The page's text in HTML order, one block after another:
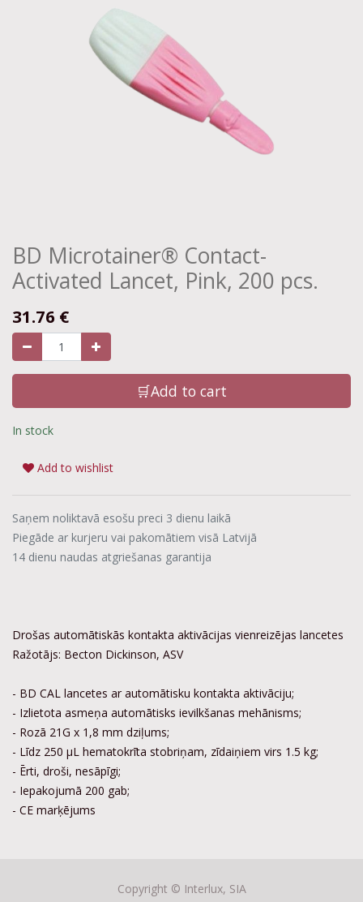
BD Microtainer® Contact-
Activated Lancet, Pink, 200 pcs.
31.76 €
🛒Add to cart
In stock
Add to wishlist
Saņem noliktavā esošu preci 3 dienu laikā
Piegāde ar kurjeru vai pakomātiem visā Latvijā
14 dienu naudas atgriešanas garantija
Drošas automātiskās kontakta aktivācijas vienreizējas lancetes
Ražotājs: Becton Dickinson, ASV
- BD CAL lancetes ar automātisku kontakta aktivāciju;
- Izlietota asmeņa automātisks ievilkšanas mehānisms;
- Rozā 21G x 1,8 mm dziļums;
- Līdz 250 µL hematokrīta stobriņam, zīdaiņiem virs 1.5 kg;
- Ērti, droši, nesāpīgi;
- Iepakojumā 200 gab;
- CE marķējums
Copyright © Interlux, SIA